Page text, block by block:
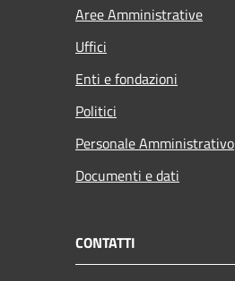
Aree Amministrative
Uffici
Enti e fondazioni
Politici
Personale Amministrativo
Documenti e dati
CONTATTI